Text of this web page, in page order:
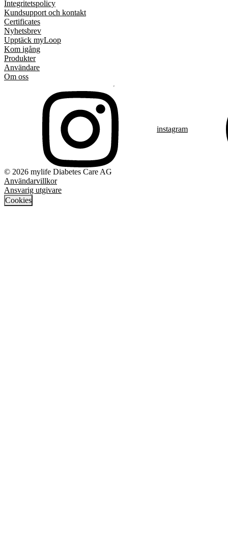
Integritetspolicy
Kundsupport och kontakt
Certificates
Nyhetsbrev
Upptäck myLoop
Kom igång
Produkter
Användare
Om oss
instagram
© 2026 mylife Diabetes Care AG
Användarvillkor
Ansvarig utgivare
Cookies